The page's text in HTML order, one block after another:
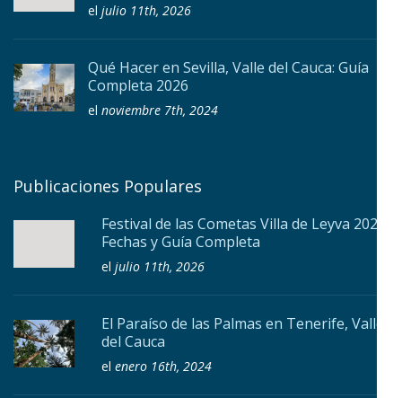
el julio 11th, 2026
Qué Hacer en Sevilla, Valle del Cauca: Guía
Completa 2026
el noviembre 7th, 2024
Publicaciones Populares
Festival de las Cometas Villa de Leyva 2026:
Fechas y Guía Completa
el julio 11th, 2026
El Paraíso de las Palmas en Tenerife, Valle
del Cauca
el enero 16th, 2024